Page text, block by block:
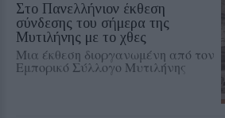
Στο Πανελλήνιον έκθεση
σύνδεσης του σήμερα της
Μυτιλήνης με το χθες
Μια έκθεση διοργανωμένη από τον
Εμπορικό Σύλλογο Μυτιλήνης